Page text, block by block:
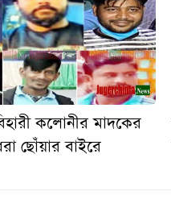
কলোনীর মাদকের
ছোঁয়ার বাইরে